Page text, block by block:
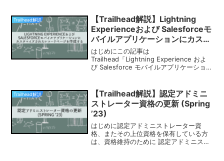
ります。忘れないうちにサクッと合格し
ておきまし...
Trailhead解説
【Trailhead解説】Lightning
Experienceおよび Salesforceモ
バイルアプリケーションにカスタ
マイズされたレコードページを作
成する
はじめにこの記事は
Trailhead「Lightning Experience およ
び Salesforce モバイルアプリケーション
の内容原文は以下の通り。要約すると...
Trailhead解説
【Trailhead解説】認定アドミニ
ストレーター資格の更新 (Spring
’23)
はじめに認定アドミニストレーター資
格、またその上位資格を保有している方
は、資格維持のために 認定アドミニスト